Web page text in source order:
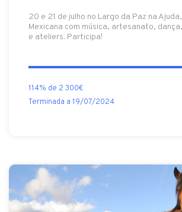
20 e 21 de julho no Largo da Paz na
Mexicana com música, artesanato,
e ateliers. Participa!
114% de 2 300€
Terminada a 19/07/2024